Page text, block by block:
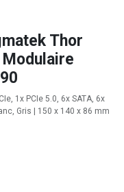
Thor
1x PCIe 5.0, 6x SATA, 6x
Gris | 150 x 140 x 86 mm